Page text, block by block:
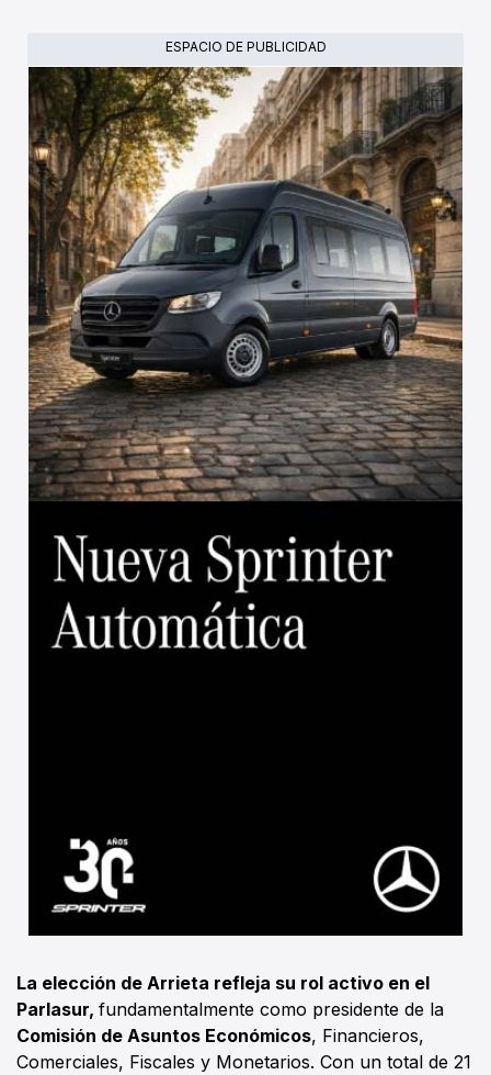
ESPACIO DE PUBLICIDAD
La elección de Arrieta refleja su rol activo en el
Parlasur, fundamentalmente como presidente de la
Comisión de Asuntos Económicos, Financieros,
Comerciales, Fiscales y Monetarios. Con un total de 21